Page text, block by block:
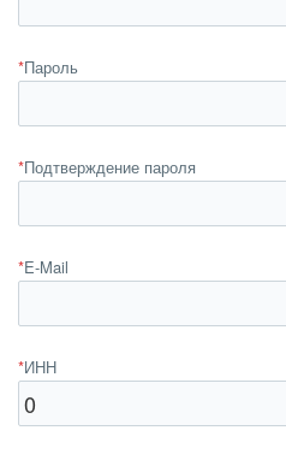
*Пароль
*Подтверждение пароля
*E-Mail
*ИНН